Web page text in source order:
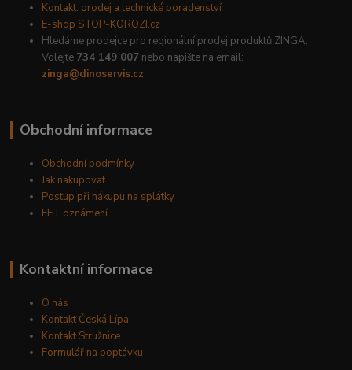
Kontakt: prodej a technické poradenství
E-shop STOP-KOROZI.cz
Hledáme prodejce pro regionální prodej produktů ZINGA.
Volejte 734 149 007 nebo napište na email:
zinga@dinoservis.cz
Obchodní informace
Obchodní podmínky
Jak nakupovat
Postup při nákupu na splátky
EET oznámení
Kontaktní informace
O nás
Kontakt Česká Lípa
Kontakt Stružnice
Formulář na poptávku